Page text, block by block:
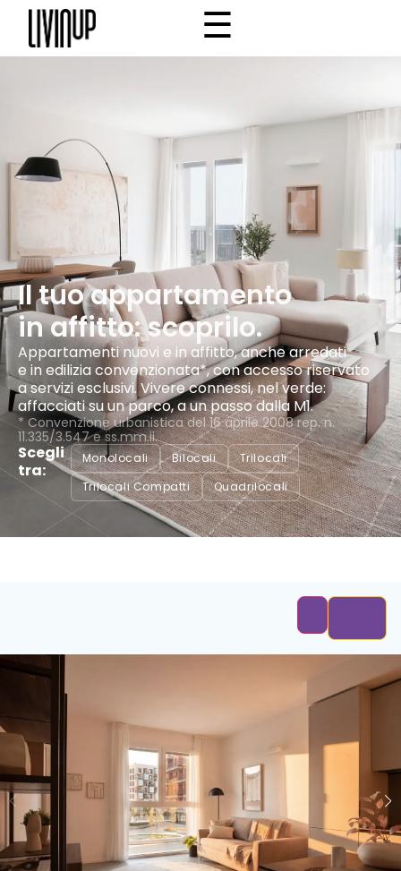
Community
Why Livinup
☰
Il tuo appartamento
in affitto: scoprilo.
Appartamenti nuovi e in affitto, anche arredati
e in edilizia convenzionata*, con accesso riservato
a servizi esclusivi. Vivere connessi, nel verde:
affacciati su un parco, a un passo dalla M1.
* Convenzione urbanistica del 16 aprile 2008 rep. n.
11.335/3.547 e ss.mm.ii.
Scegli
tra:
Monolocali Bilocali
Trilocali
Trilocali Compatti
Quadrilocali